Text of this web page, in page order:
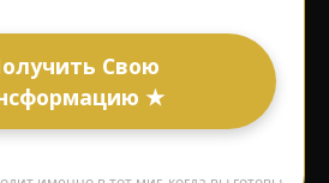
Свою
★